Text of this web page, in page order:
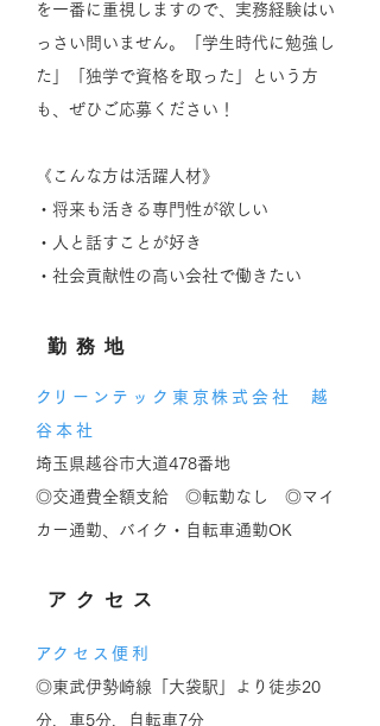
を一番に重視しますので、実務経験はい
っさい問いません。「学生時代に勉強し
た」「独学で資格を取った」という方
も、ぜひご応募ください！
《こんな方は活躍人材》
・将来も活きる専門性が欲しい
・人と話すことが好き
​・社会貢献性の高い会社で働きたい
​勤務地
​クリーンテック東京株式会社 越
谷本社
埼玉県越谷市大道478番地
◎交通費全額支給 ◎転勤なし ◎マイ
カー通勤、バイク・自転車通勤OK
アクセス
​アクセス便利
◎東武伊勢崎線「大袋駅」より徒歩20
分、車5分、自転車7分